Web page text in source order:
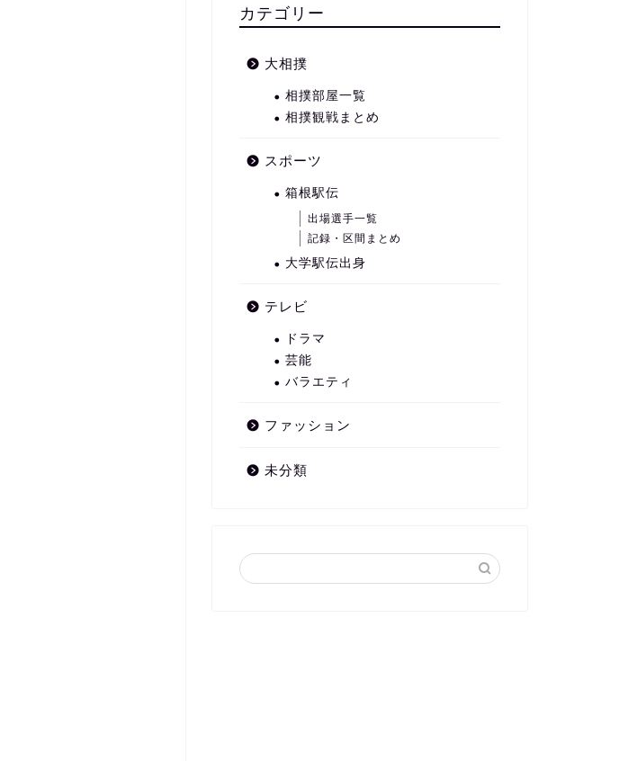
カテゴリー
大相撲
相撲部屋一覧
相撲観戦まとめ
スポーツ
箱根駅伝
出場選手一覧
記録・区間まとめ
大学駅伝出身
テレビ
ドラマ
芸能
バラエティ
ファッション
未分類